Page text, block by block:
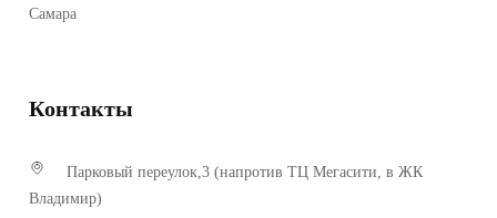
Самара
Контакты
Парковый переулок,3 (напротив ТЦ Мегасити, в ЖК
Владимир)